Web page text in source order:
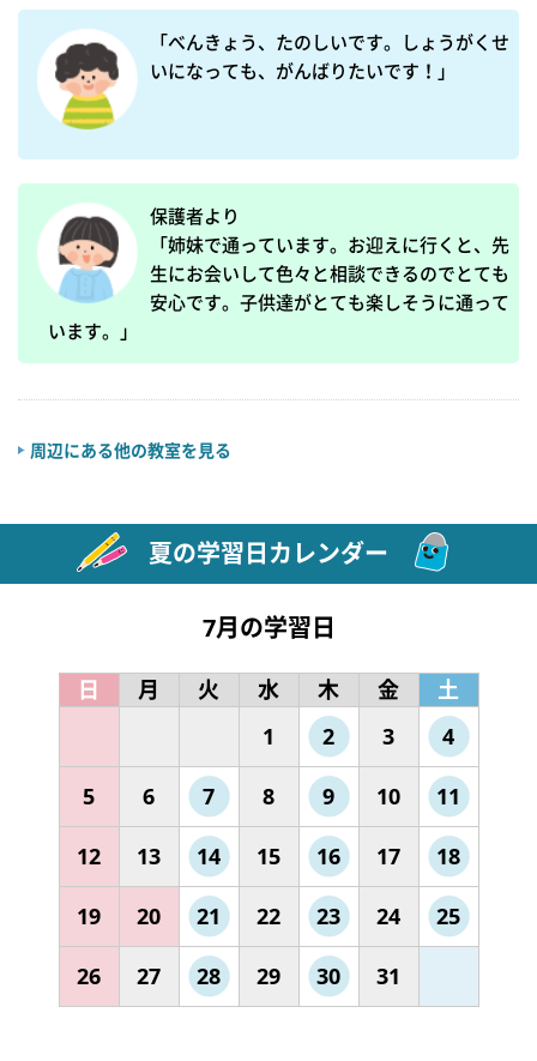
「べんきょう、たのしいです。しょうがくせ
いになっても、がんばりたいです！」
保護者より
「姉妹で通っています。お迎えに行くと、先
生にお会いして色々と相談できるのでとても
安心です。子供達がとても楽しそうに通って
います。」
周辺にある他の教室を見る
夏の学習日カレンダー
7月の学習日
日 月 火 水 木 金
土
1
2 3 4
5 6 7 8 9 10 11
12 13 14 15 16 17 18
19 20 21 22 23 24 25
26 27 28 29 30 31